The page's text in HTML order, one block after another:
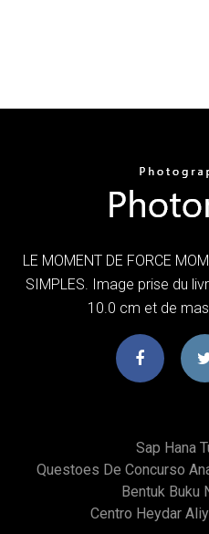
LE MOMENT DE FORCE
SIMPLES. Image prise du
10.0 cm et de
Sap Hana
Questoes De Concurso
Bentuk Buku
Centro Heydar